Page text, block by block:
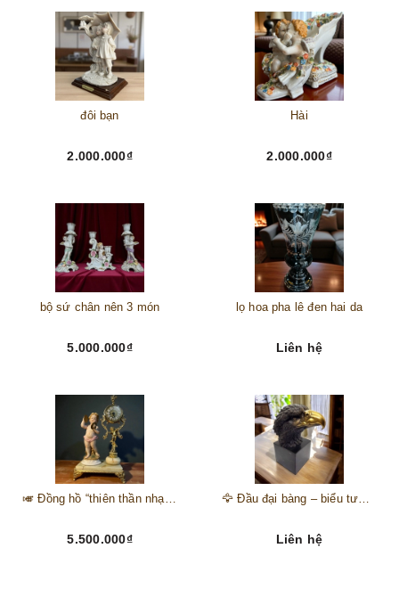
đôi bạn
2.000.000₫
Hài
2.000.000₫
bộ sứ chân nên 3 món
5.000.000₫
lọ hoa pha lê đen hai da
Liên hệ
🎺 Đồng hồ “thiên thần nhạc hội” – tuyệt mỹ phẩm trang trí phong cách hoàng gia 🎼
5.500.000₫
🦅 Đầu đại bàng – biểu tượng của kẻ chinh phục trên đỉnh núi thành công 🦅
Liên hệ